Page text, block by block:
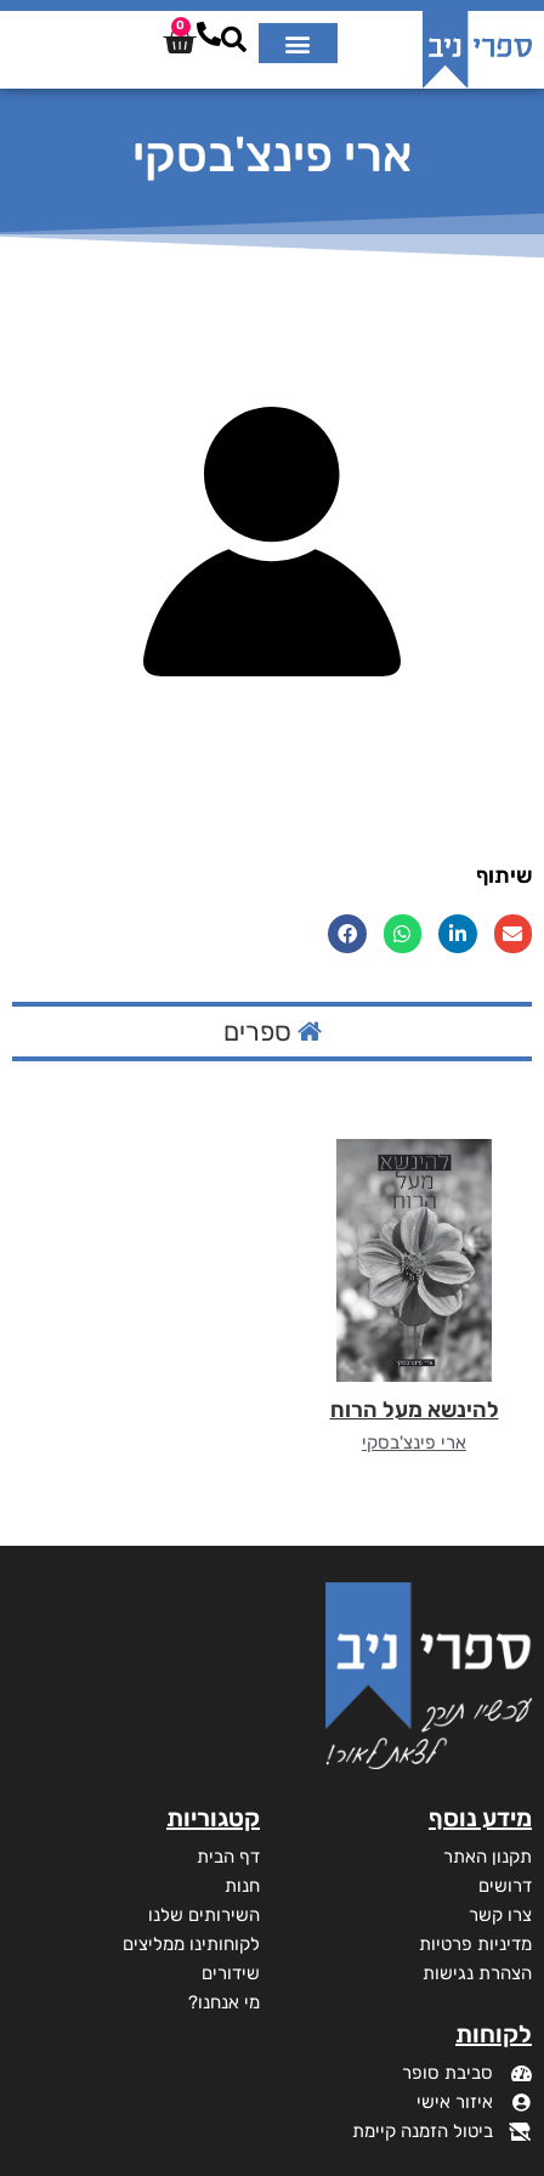
0
ארי פינצ'בסקי
שיתוף
ספרים
להינשא מעל הרוח
ארי פינצ'בסקי
מידע נוסף
תקנון האתר
דרושים
צרו קשר
מדיניות פרטיות
הצהרת נגישות
לקוחות
סביבת סופר
איזור אישי
ביטול הזמנה קיימת
קטגוריות
דף הבית
חנות
השירותים שלנו
לקוחותינו ממליצים
שידורים
מי אנחנו?